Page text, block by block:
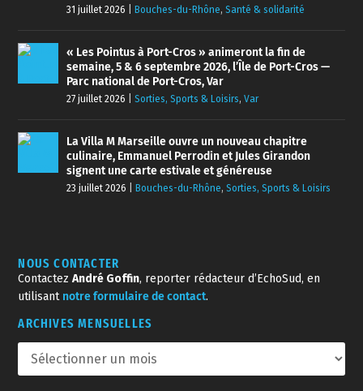
31 juillet 2026 |Bouches-du-Rhône,Santé & solidarité
« Les Pointus à Port-Cros » animeront la fin de
semaine, 5 & 6 septembre 2026, l’Île de Port-Cros —
Parc national de Port-Cros, Var
27 juillet 2026 |Sorties, Sports & Loisirs,Var
La Villa M Marseille ouvre un nouveau chapitre
culinaire, Emmanuel Perrodin et Jules Girandon
signent une carte estivale et généreuse
23 juillet 2026 |Bouches-du-Rhône,Sorties, Sports & Loisirs
NOUS CONTACTER
ContactezAndré Goffin, reporter rédacteur d’EchoSud, en
utilisant notre formulaire de contact.
ARCHIVES MENSUELLES